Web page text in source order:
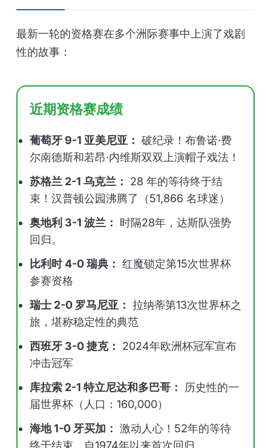
最新一轮的资格赛在多个洲际赛事中上演了戏剧
性的故事：
近期资格赛成绩
葡萄牙 9-1 亚美尼亚： 破纪录！布鲁诺·费
尔南德斯和若昂·内维斯双双上演帽子戏法！
苏格兰 2-1 乌克兰：
28 年的等待终于结
束！汉普顿公园沸腾了（51,866 名球迷）
奥地利 3-1 波兰：
时隔28年，达斯队强势
回归。
比利时 4-0 瑞典： 红魔锁定第15次世界杯
参赛资格
瑞士 2-0 罗马尼亚： 拉纳蒂第13次世界杯之
旅，堪称稳定性的典范
西班牙 3-0 捷克：
2024年欧洲杯冠军宣布
冲击冠军
库拉索 2-1 特立尼达和多巴哥：
历史性的一
届世界杯（人口：160,000）
海地 1-0 牙买加： 激动人心！52年的等待
终于结束，自1974年以来首次回归